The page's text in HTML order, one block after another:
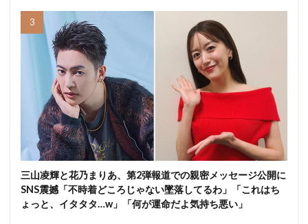
三山凌輝と花乃まりあ、第2弾報道での親密メッセージ公開に
SNS震撼「不時着どころじゃない墜落してるわ」「これはち
ょっと、イタタタ…w」「何が運命だよ気持ち悪い」